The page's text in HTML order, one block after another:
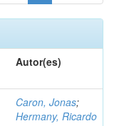
Autor(es)
Caron, Jonas;
Hermany, Ricardo